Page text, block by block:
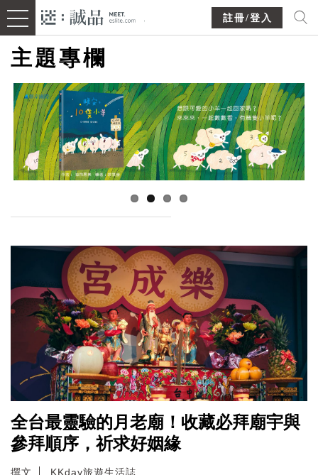
註冊/登入
主題專欄
全台最靈驗的月老廟！收藏必拜廟宇與
參拜順序，祈求好姻緣
撰文 KKday旅遊生活誌